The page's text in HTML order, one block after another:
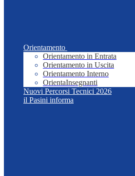
Orientamento
Orientamento in Entrata
Orientamento in Uscita
Orientamento Interno
OrientaInsegnanti
Nuovi Percorsi Tecnici 2026
il Pasini informa